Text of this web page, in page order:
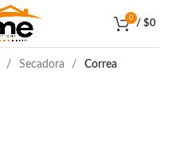
0
/ $0
Secadora
Correa